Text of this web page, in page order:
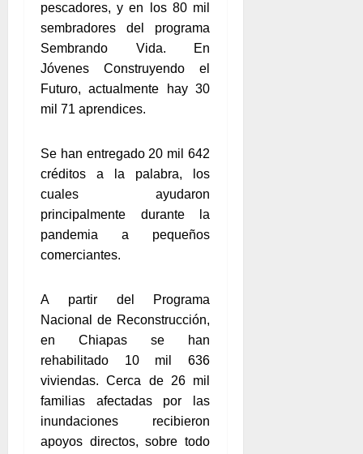
pescadores, y en los 80 mil
sembradores del programa
Sembrando Vida. En
Jóvenes Construyendo el
Futuro, actualmente hay 30
mil 71 aprendices.
Se han entregado 20 mil 642
créditos a la palabra, los
cuales ayudaron
principalmente durante la
pandemia a pequeños
comerciantes.
A partir del Programa
Nacional de Reconstrucción,
en Chiapas se han
rehabilitado 10 mil 636
viviendas. Cerca de 26 mil
familias afectadas por las
inundaciones recibieron
apoyos directos, sobre todo